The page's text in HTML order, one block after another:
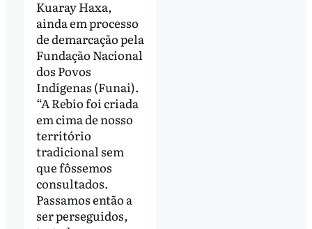
Kuaray Haxa,
ainda em processo
de demarcação pela
Fundação Nacional
dos Povos
Indígenas (Funai).
“A Rebio foi criada
em cima de nosso
território
tradicional sem
que fôssemos
consultados.
Passamos então a
ser perseguidos,